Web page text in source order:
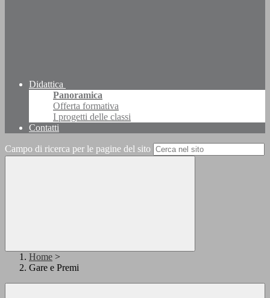
Didattica
Panoramica
Offerta formativa
I progetti delle classi
Contatti
Campo di ricerca per le pagine del sito
Home >
Gare e Premi